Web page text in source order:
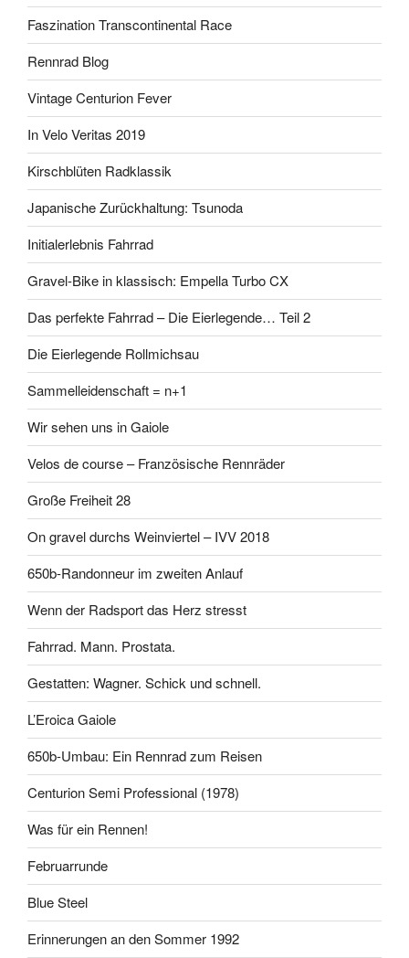
Faszination Transcontinental Race
Rennrad Blog
Vintage Centurion Fever
In Velo Veritas 2019
Kirschblüten Radklassik
Japanische Zurückhaltung: Tsunoda
Initialerlebnis Fahrrad
Gravel-Bike in klassisch: Empella Turbo CX
Das perfekte Fahrrad – Die Eierlegende… Teil 2
Die Eierlegende Rollmichsau
Sammelleidenschaft = n+1
Wir sehen uns in Gaiole
Velos de course – Französische Rennräder
Große Freiheit 28
On gravel durchs Weinviertel – IVV 2018
650b-Randonneur im zweiten Anlauf
Wenn der Radsport das Herz stresst
Fahrrad. Mann. Prostata.
Gestatten: Wagner. Schick und schnell.
L’Eroica Gaiole
650b-Umbau: Ein Rennrad zum Reisen
Centurion Semi Professional (1978)
Was für ein Rennen!
Februarrunde
Blue Steel
Erinnerungen an den Sommer 1992